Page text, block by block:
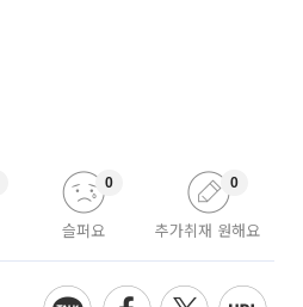
슬퍼요
0
추가취재 원해요
0